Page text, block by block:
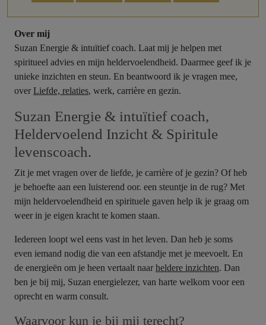
Over mij
Suzan Energie & intuïtief coach. Laat mij je helpen met
spiritueel advies en mijn heldervoelendheid. Daarmee geef ik je
unieke inzichten en steun. En beantwoord ik je vragen mee,
over Liefde, relaties, werk, carrière en gezin.
Suzan Energie & intuïtief coach,
Heldervoelend Inzicht & Spiritule
levenscoach.
Zit je met vragen over de liefde, je carrière of je gezin? Of heb
je behoefte aan een luisterend oor. een steuntje in de rug? Met
mijn heldervoelendheid en spirituele gaven help ik je graag om
weer in je eigen kracht te komen staan.
Iedereen loopt wel eens vast in het leven. Dan heb je soms
even iemand nodig die van een afstandje met je meevoelt. En
de energieën om je heen vertaalt naar heldere inzichten. Dan
ben je bij mij, Suzan energielezer, van harte welkom voor een
oprecht en warm consult.
Waarvoor kun je bij mij terecht?